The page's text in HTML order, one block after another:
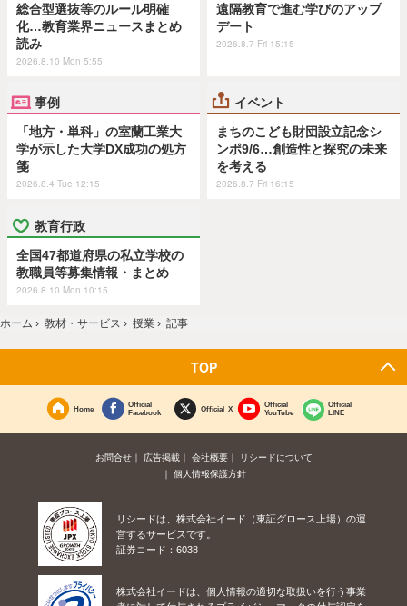
総合型選抜等のルール明確
化…教育業界ニュースまとめ
読み
2026.8.10 Mon 5:55
遠隔教育で進む学びのアップ
デート
2026.8.7 Fri 15:15
事例
「地方・単科」の室蘭工業大
学が示した大学DX成功の処方
箋
2026.8.4 Tue 12:15
イベント
まちのこども財団設立記念シ
ンポ9/6…創造性と探究の未来
を考える
2026.8.7 Fri 16:15
教育行政
全国47都道府県の私立学校の
教職員等募集情報・まとめ
2026.8.10 Mon 10:15
ホーム › 教材・サービス › 授業 › 記事
TOP
Home
Official
Facebook
Official X
Official
YouTube
Official
LINE
お問合せ 広告掲載 会社概要
リシードについて
個人情報保護方針
リシードは、株式会社イード（東証グロース上場）の運
営するサービスです。
証券コード：6038
株式会社イードは、個人情報の適切な取扱いを行う事業